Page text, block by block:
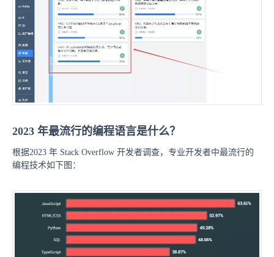
2023 年最流行的编程语言是什么？
根据2023 年 Stack Overflow 开发者调查，专业开发者中最流行的
编程技术如下图：